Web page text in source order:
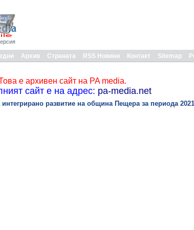
Архив Страната RSS Новини Контакт Sitemap
е архивен сайт на PA media.
сайт е на адрес: pa-media.net
развитие на община Пещера за периода